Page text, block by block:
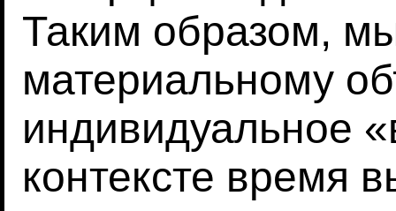
Таким образом,
материальному
индивидуальное
контексте время